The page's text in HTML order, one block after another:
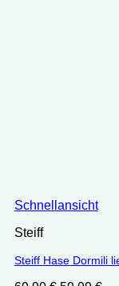
Schnellansicht
Steiff
Steiff Hase Dormili